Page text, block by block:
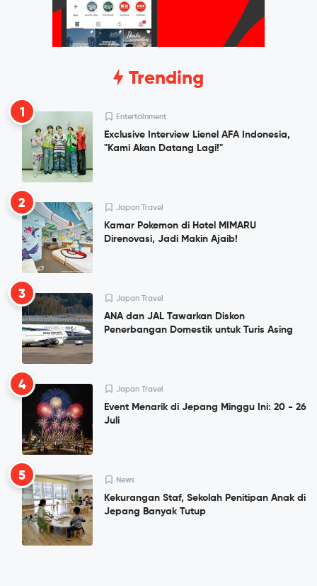
Trending
1 Entertainment
Exclusive Interview Lienel AFA Indonesia,
"Kami Akan Datang Lagi!"
2 Japan Travel
Kamar Pokemon di Hotel MIMARU
Direnovasi, Jadi Makin Ajaib!
3 Japan Travel
ANA dan JAL Tawarkan Diskon
Penerbangan Domestik untuk Turis Asing
4 Japan Travel
Event Menarik di Jepang Minggu Ini: 20 - 26
Juli
5 News
Kekurangan Staf, Sekolah Penitipan Anak di
Jepang Banyak Tutup